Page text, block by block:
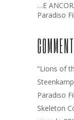
…E
Paradiso
“Lions of
Paradiso
Skeleton